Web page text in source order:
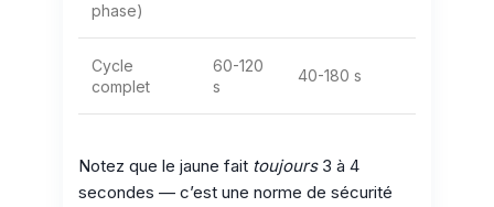
phase)
Cycle
complet
60-120
s
40-180 s
Notez que le jaune fait toujours3 à 4
secondes — c’est une norme de sécurité